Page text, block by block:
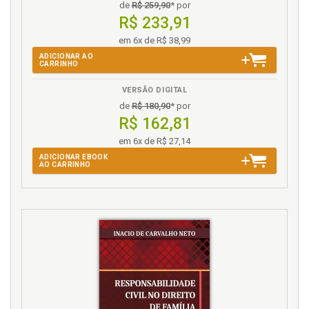
Família. Direito à convivência familiar de crianças, p.
73
Família. Princípio da prevalência da família, p. 27
Histórico. Breve histórico do reconhecimento dos
direitos da criança, p. 17
Instituição. Confiança a pessoa selecionada para
Intervenção de proteção. Princípios orientadores, p.
Introdução, p. 13
deR$ 259,90* por
R$ 233,91
em 6x de R$ 38,99
ADICIONAR AO
CARRINHO
VERSÃO DIGITAL
deR$ 180,90* por
R$ 162,81
em 6x de R$ 27,14
ADICIONAR EBOOK
AO CARRINHO